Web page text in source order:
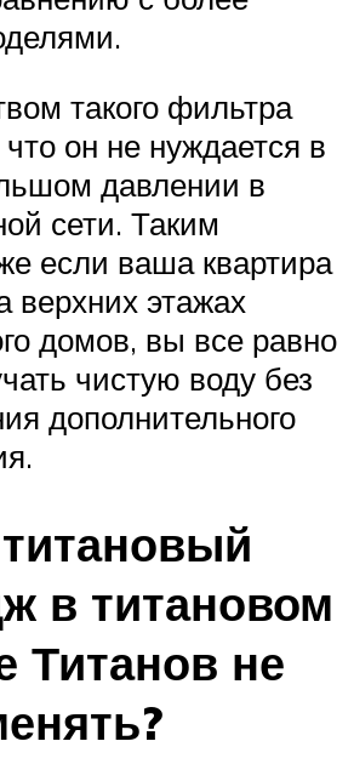
такого фильтра
что он не нуждается в
давлении в
сети. Таким
если ваша квартира
верхних этажах
домов, вы все равно
чистую воду без
дополнительного
в титановом
Титанов не